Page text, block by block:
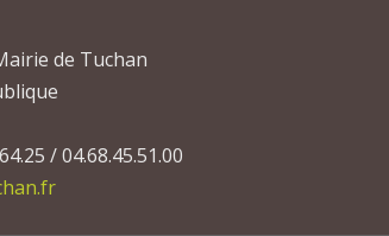
de Tuchan
/ 04.68.45.51.00